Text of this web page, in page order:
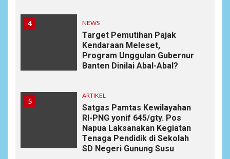
4 NEWS
Target Pemutihan Pajak
Kendaraan Meleset,
Program Unggulan Gubernur
Banten Dinilai Abal-Abal?
5
ARTIKEL
Satgas Pamtas Kewilayahan
RI-PNG yonif 645/gty. Pos
Napua Laksanakan Kegiatan
Tenaga Pendidik di Sekolah
SD Negeri Gunung Susu